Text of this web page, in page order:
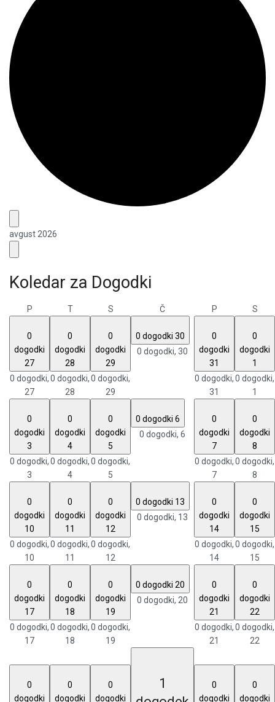
avgust 2026
Koledar za Dogodki
P T S Č P S
0
dogodki
27
0 dogodki,
27
0
dogodki
28
0 dogodki,
28
0
dogodki
29
0 dogodki,
29
0 dogodki 30
0 dogodki, 30
0
dogodki
31
0 dogodki,
31
0
dogodki
1
0 dogodki,
1
0
dogodki
3
0 dogodki,
3
0
dogodki
4
0 dogodki,
4
0
dogodki
5
0 dogodki,
5
0 dogodki 6
0 dogodki, 6
0
dogodki
7
0 dogodki,
7
0
dogodki
8
0 dogodki,
8
0
dogodki
10
0 dogodki,
10
0
dogodki
11
0 dogodki,
11
0
dogodki
12
0 dogodki,
12
0 dogodki 13
0 dogodki, 13
0
dogodki
14
0 dogodki,
14
0
dogodki
15
0 dogodki,
15
0
dogodki
17
0 dogodki,
17
0
dogodki
18
0 dogodki,
18
0
dogodki
19
0 dogodki,
19
0 dogodki 20
0 dogodki, 20
0
dogodki
21
0 dogodki,
21
0
dogodki
22
0 dogodki,
22
0
dogodki
0
dogodki
0
dogodki
1
0
dogodki
0
dogodki